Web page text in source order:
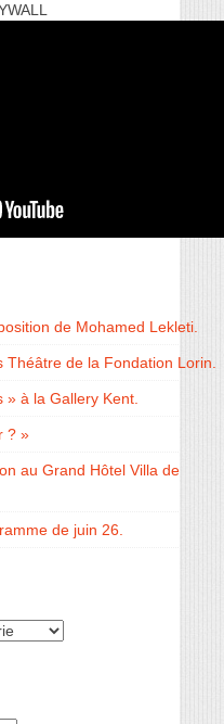
de Mohamed Lekleti.
Théâtre de la Fondation Lorin.
à la Gallery Kent.
? »
au Grand Hôtel Villa de
de juin 26.